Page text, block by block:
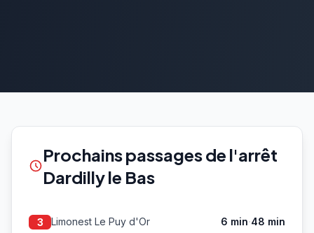
Prochains passages de l'arrêt
Dardilly le Bas
3 Limonest Le Puy d'Or 6 min·48 min